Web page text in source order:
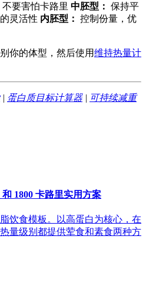
要害怕卡路里 中胚型： 保持平
灵活性 内胚型： 控制份量，优
你的体型，然后使用维持热量计
| 蛋白质目标计算器| 可持续减重
1800 卡路里实用方案
饮食模板。以高蛋白为核心，在
量级别都提供荤食和素食两种方